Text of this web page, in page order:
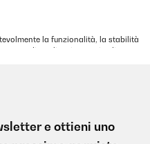
la funzionalità, la stabilità
di applicazione - giardino,
e ottieni uno